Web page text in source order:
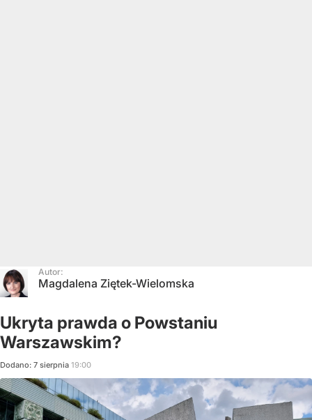
Autor:
Magdalena Ziętek-Wielomska
Ukryta prawda o Powstaniu
Warszawskim?
Dodano: 7 sierpnia 19:00